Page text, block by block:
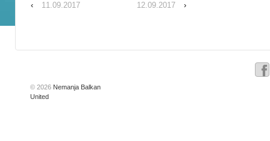
‹ 11.09.2017 12.09.2017 ›
© 2026 Nemanja Balkan
United